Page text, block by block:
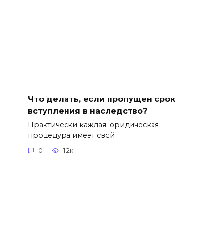
Что делать, если пропущен срок
вступления в наследство?
Практически каждая юридическая
процедура имеет свой
0 1.2к.